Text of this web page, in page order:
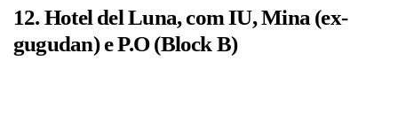
12. Hotel del Luna, com IU, Mina (ex-
gugudan) e P.O (Block B)